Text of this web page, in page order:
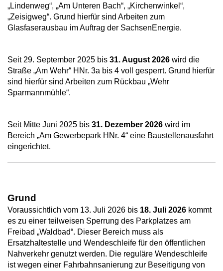
„Lindenweg“, „Am Unteren Bach“, „Kirchenwinkel“,
„Zeisigweg“. Grund hierfür sind Arbeiten zum
Glasfaserausbau im Auftrag der SachsenEnergie.
Seit 29. September 2025 bis 31. August 2026 wird die
Straße „Am Wehr“ HNr. 3a bis 4 voll gesperrt. Grund hierfür
sind hierfür sind Arbeiten zum Rückbau „Wehr
Sparmannmühle“.
Seit Mitte Juni 2025 bis 31. Dezember 2026 wird im
Bereich „Am Gewerbepark HNr. 4“ eine Baustellenausfahrt
eingerichtet.
Grund
Voraussichtlich vom 13. Juli 2026 bis 18. Juli 2026 kommt
es zu einer teilweisen Sperrung des Parkplatzes am
Freibad „Waldbad“. Dieser Bereich muss als
Ersatzhaltestelle und Wendeschleife für den öffentlichen
Nahverkehr genutzt werden. Die reguläre Wendeschleife
ist wegen einer Fahrbahnsanierung zur Beseitigung von